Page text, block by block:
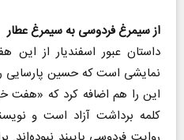
از سیمرغ فردوسی به سیمرغ عطار
داستان عبور اسفندیار از
نمایشی است که حسین پارسایی
این را هم اضافه کرد که «هفت
کلمه برداشت آزاد است و